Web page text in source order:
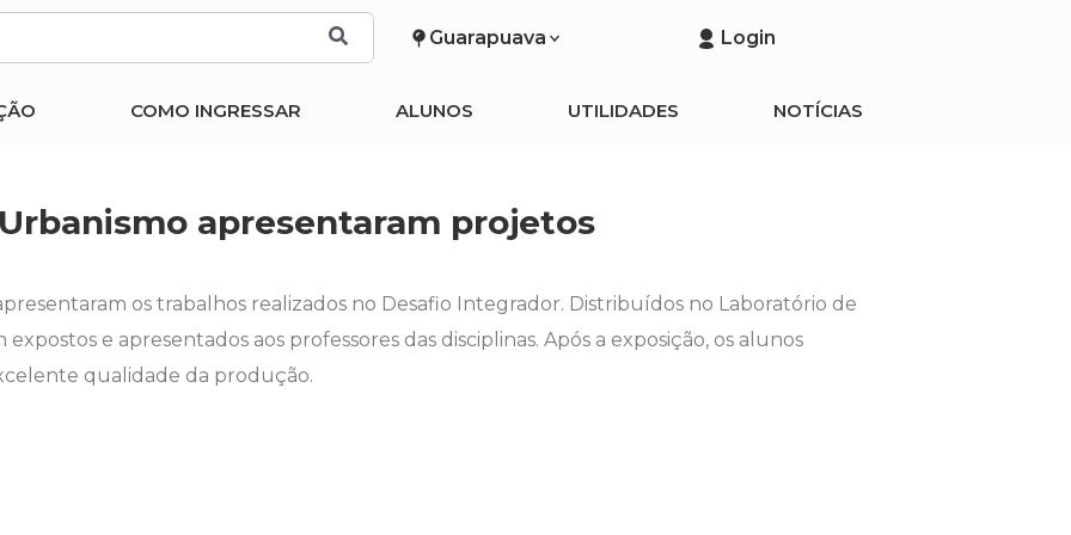
Guarapuava Login
COMO INGRESSAR ALUNOS UTILIDADES NOTÍCIAS
apresentaram projetos
os trabalhos realizados no Desafio Integrador. Distribuídos no Laboratório de
e apresentados aos professores das disciplinas. Após a exposição, os alunos
qualidade da produção.